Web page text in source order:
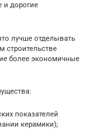
и дорогие
лучше отделывать
строительстве
более экономичные
показателей
керамики);